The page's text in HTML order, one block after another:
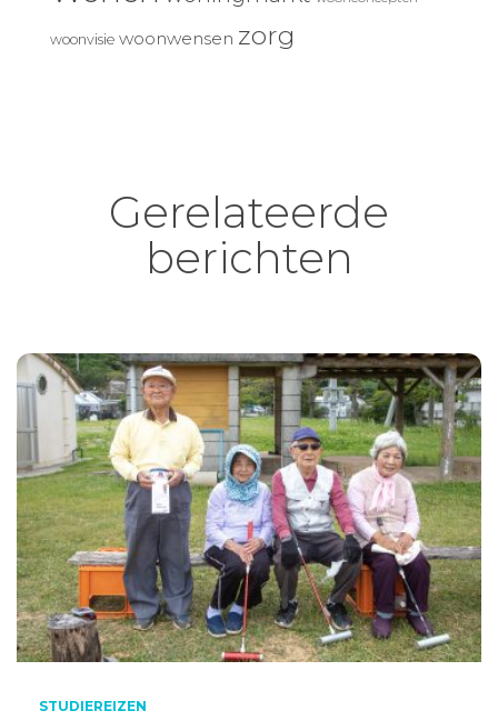
woonvisie woonwensen zorg
Gerelateerde
berichten
STUDIEREIZEN